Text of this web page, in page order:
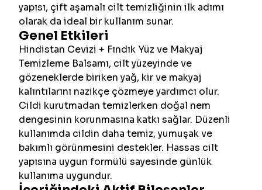
yapısı, çift aşamalı cilt temizliğinin ilk adımı
olarak da ideal bir kullanım sunar.
Genel Etkileri
Hindistan Cevizi + Fındık Yüz ve Makyaj
Temizleme Balsamı, cilt yüzeyinde ve
gözeneklerde biriken yağ, kir ve makyaj
kalıntılarını nazikçe çözmeye yardımcı olur.
Cildi kurutmadan temizlerken doğal nem
dengesinin korunmasına katkı sağlar. Düzenli
kullanımda cildin daha temiz, yumuşak ve
bakımlı görünmesini destekler. Hassas cilt
yapısına uygun formülü sayesinde günlük
kullanıma uygundur.